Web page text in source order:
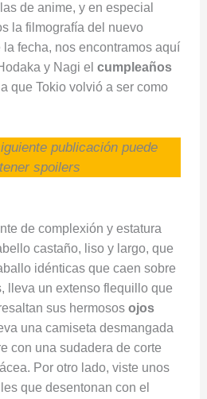
de anime, y en especial
la filmografía del nuevo
fecha, nos encontramos aquí
y Nagi el cumpleaños
que Tokio volvió a ser como
publicación puede
spoilers
de complexión y estatura
castaño, liso y largo, que
idénticas que caen sobre
lleva un extenso flequillo que
sus hermosos ojos
una camiseta desmangada
con una sudadera de corte
Por otro lado, viste unos
que desentonan con el